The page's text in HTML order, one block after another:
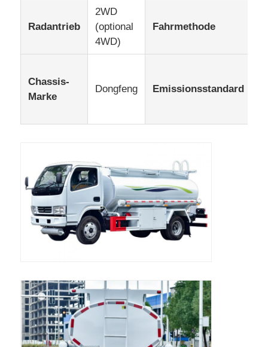
Radantrieb
2WD
(optional
4WD)
Fahrmethode
Chassis-
Marke
Dongfeng Emissionsstandard